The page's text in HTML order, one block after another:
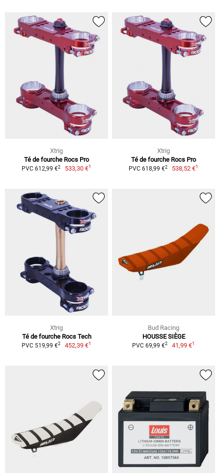
Xtrig
Té de fourche Rocs Pro
PVC 612,99 €2 533,30 €1
Xtrig
Té de fourche Rocs Pro
PVC 618,99 €2 538,52 €1
Xtrig
Té de fourche Rocs Tech
PVC 519,99 €2 452,39 €1
Bud Racing
HOUSSE SIÈGE
PVC 69,99 €2 41,99 €1